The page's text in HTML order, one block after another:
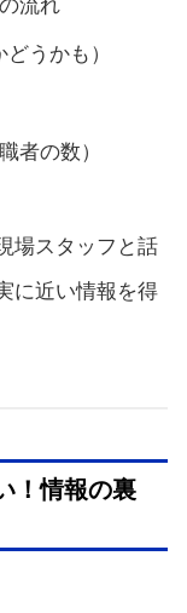
流れ
うかも）
者の数）
場スタッフと話
に近い情報を得
！情報の裏